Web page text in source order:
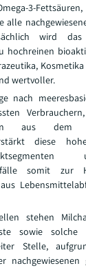
3-
alle
wird
hochreinen
wertvoller.
nach
aus dem
diese
somit zur
stehen
sowie
Stelle,
nachgewiesenen